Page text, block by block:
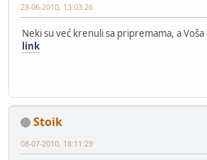
28-06-2010, 13:03:26
Neki su već krenuli sa pripremama, a
link
Stoik
08-07-2010, 18:11:29